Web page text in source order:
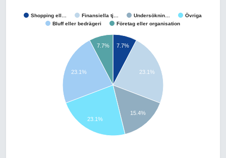
Shopping ell… Finansiella tj… Undersöknin…
Övriga
Bluff eller bedrägeri
Företag eller organisation
7.7%
23.1%
15.4%
7.7%
23.1%
23.1%